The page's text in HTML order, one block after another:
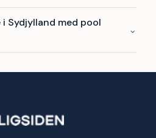
i Sydjylland med pool
⌄